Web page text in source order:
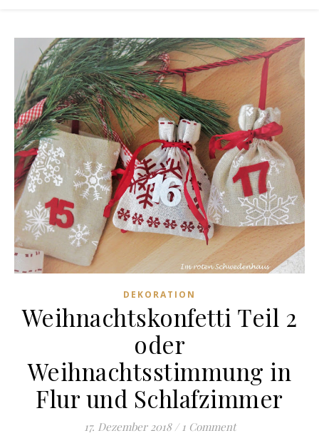
DEKORATION
Weihnachtskonfetti Teil 2
oder
Weihnachtsstimmung in
Flur und Schlafzimmer
17. Dezember 2018 / 1 Comment